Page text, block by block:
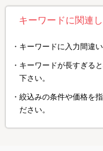
キーワードに関連
キーワードに入力間違
キーワードが長すぎる
下さい。
絞込みの条件や価格を
ださい。